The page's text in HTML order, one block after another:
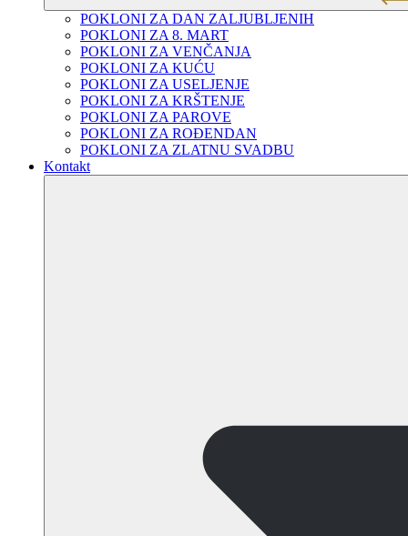
POKLONI ZA DAN ZALJUBLJENIH
POKLONI ZA 8. MART
POKLONI ZA VENČANJA
POKLONI ZA KUĆU
POKLONI ZA USELJENJE
POKLONI ZA KRŠTENJE
POKLONI ZA PAROVE
POKLONI ZA ROĐENDAN
POKLONI ZA ZLATNU SVADBU
Kontakt